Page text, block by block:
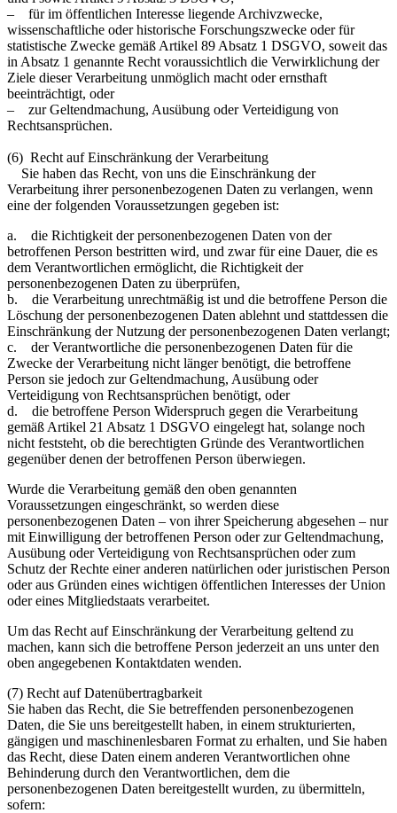
– für im öffentlichen Interesse liegende Archivzwecke,
wissenschaftliche oder historische Forschungszwecke oder für
statistische Zwecke gemäß Artikel 89 Absatz 1 DSGVO, soweit das
in Absatz 1 genannte Recht voraussichtlich die Verwirklichung der
Ziele dieser Verarbeitung unmöglich macht oder ernsthaft
beeinträchtigt, oder
– zur Geltendmachung, Ausübung oder Verteidigung von
Rechtsansprüchen.
(6) Recht auf Einschränkung der Verarbeitung
Sie haben das Recht, von uns die Einschränkung der
Verarbeitung ihrer personenbezogenen Daten zu verlangen, wenn
eine der folgenden Voraussetzungen gegeben ist:
a. die Richtigkeit der personenbezogenen Daten von der
betroffenen Person bestritten wird, und zwar für eine Dauer, die es
dem Verantwortlichen ermöglicht, die Richtigkeit der
personenbezogenen Daten zu überprüfen,
b. die Verarbeitung unrechtmäßig ist und die betroffene Person die
Löschung der personenbezogenen Daten ablehnt und stattdessen die
Einschränkung der Nutzung der personenbezogenen Daten verlangt;
c. der Verantwortliche die personenbezogenen Daten für die
Zwecke der Verarbeitung nicht länger benötigt, die betroffene
Person sie jedoch zur Geltendmachung, Ausübung oder
Verteidigung von Rechtsansprüchen benötigt, oder
d. die betroffene Person Widerspruch gegen die Verarbeitung
gemäß Artikel 21 Absatz 1 DSGVO eingelegt hat, solange noch
nicht feststeht, ob die berechtigten Gründe des Verantwortlichen
gegenüber denen der betroffenen Person überwiegen.
Wurde die Verarbeitung gemäß den oben genannten
Voraussetzungen eingeschränkt, so werden diese
personenbezogenen Daten – von ihrer Speicherung abgesehen – nur
mit Einwilligung der betroffenen Person oder zur Geltendmachung,
Ausübung oder Verteidigung von Rechtsansprüchen oder zum
Schutz der Rechte einer anderen natürlichen oder juristischen Person
oder aus Gründen eines wichtigen öffentlichen Interesses der Union
oder eines Mitgliedstaats verarbeitet.
Um das Recht auf Einschränkung der Verarbeitung geltend zu
machen, kann sich die betroffene Person jederzeit an uns unter den
oben angegebenen Kontaktdaten wenden.
(7) Recht auf Datenübertragbarkeit
Sie haben das Recht, die Sie betreffenden personenbezogenen
Daten, die Sie uns bereitgestellt haben, in einem strukturierten,
gängigen und maschinenlesbaren Format zu erhalten, und Sie haben
das Recht, diese Daten einem anderen Verantwortlichen ohne
Behinderung durch den Verantwortlichen, dem die
personenbezogenen Daten bereitgestellt wurden, zu übermitteln,
sofern: